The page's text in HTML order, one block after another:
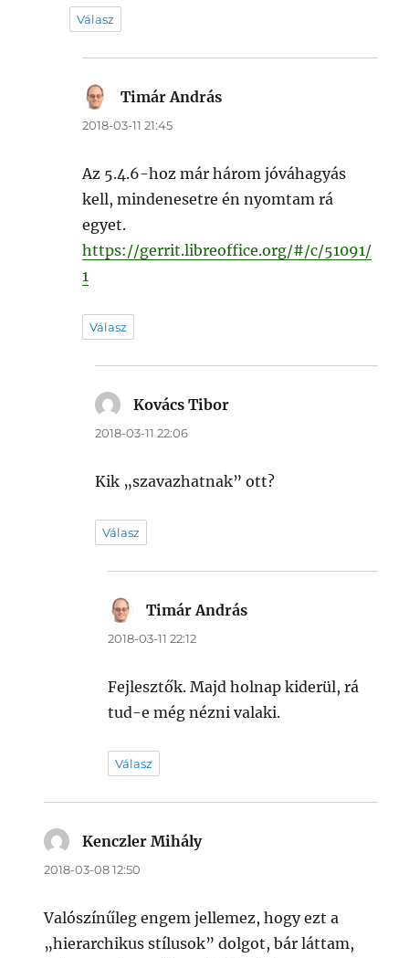
Válasz
Timár András
2018-03-11 21:45
Az 5.4.6-hoz már három jóváhagyás
kell, mindenesetre én nyomtam rá
egyet.
https://gerrit.libreoffice.org/#/c/51091/
1
Válasz
Kovács Tibor
2018-03-11 22:06
Kik „szavazhatnak” ott?
Válasz
Timár András
2018-03-11 22:12
Fejlesztők. Majd holnap kiderül, rá
tud-e még nézni valaki.
Válasz
Kenczler Mihályszerint:
2018-03-08 12:50
Valószínűleg engem jellemez, hogy ezt a
„hierarchikus stílusok” dolgot, bár láttam,